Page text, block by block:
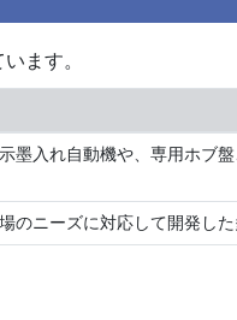
ます。
墨入れ自動機や、専用ホブ
のニーズに対応して開発し